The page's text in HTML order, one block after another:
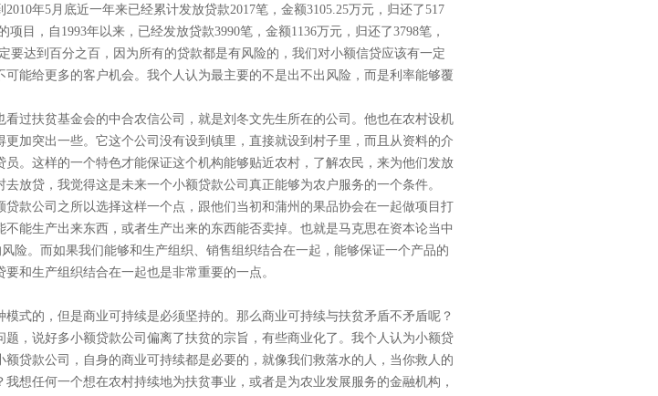
年5月底近一年来已经累计发放贷款2017笔，金额3105.25万元，归还了517
目，自1993年以来，已经发放贷款3990笔，金额1136万元，归还了3798笔，
要达到百分之百，因为所有的贷款都是有风险的，我们对小额信贷应该有一定
能给更多的客户机会。我个人认为最主要的不是出不出风险，而是利率能够覆
扶贫基金会的中合农信公司，就是刘冬文先生所在的公司。他也在农村设机
加突出一些。它这个公司没有设到镇里，直接就设到村子里，而且从资料的介
。这样的一个特色才能保证这个机构能够贴近农村，了解农民，来为他们发放
放贷，我觉得这是未来一个小额贷款公司真正能够为农户服务的一个条件。
公司之所以选择这样一个点，跟他们当初和蒲州的果品协会在一起做项目打
能生产出来东西，或者生产出来的东西能否卖掉。也就是马克思在资本论当中
险。而如果我们能够和生产组织、销售组织结合在一起，能够保证一个产品的
和生产组织结合在一起也是非常重要的一点。
的，但是商业可持续是必须坚持的。那么商业可持续与扶贫矛盾不矛盾呢？
，说好多小额贷款公司偏离了扶贫的宗旨，有些商业化了。我个人认为小额贷
贷款公司，自身的商业可持续都是必要的，就像我们救落水的人，当你救人的
想任何一个想在农村持续地为扶贫事业，或者是为农业发展服务的金融机构，